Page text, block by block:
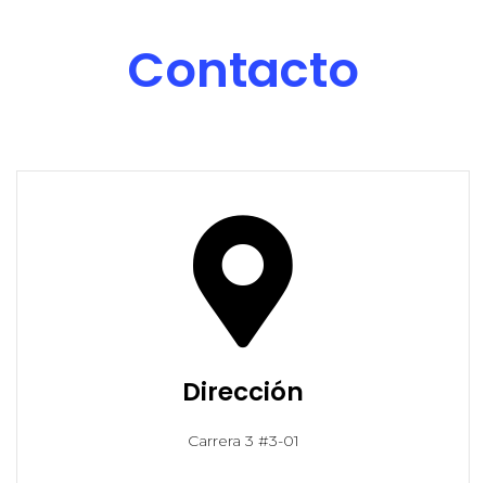
Contacto
Dirección
Carrera 3 #3-01